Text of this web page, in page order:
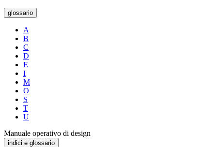
glossario
A
B
C
D
E
I
M
O
S
T
U
Manuale operativo di design
indici e glossario